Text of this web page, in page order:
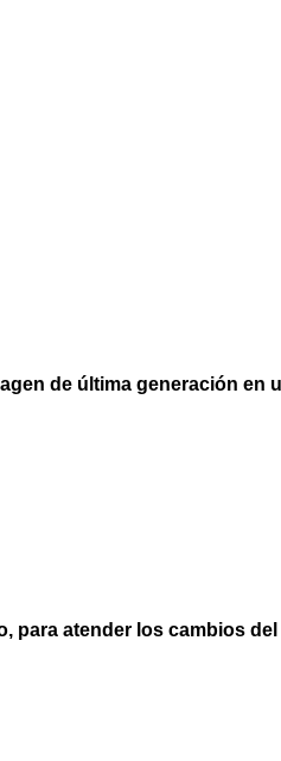
de última generación en
para atender los cambios